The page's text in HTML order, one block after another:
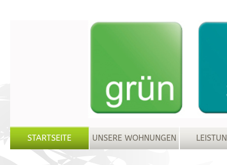
STARTSEITE UNSERE WOHNUNGEN